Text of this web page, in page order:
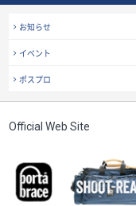
お知らせ
イベント
ポスプロ
Official Web Site